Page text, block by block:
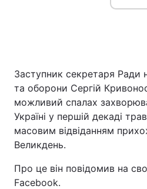
Головна
Україна
Спорт
Заступник секретаря Ради
та оборони Сергій
можливий спалах
Україні у першій декаді
масовим відвіданням
Великдень.
Про це він повідомив на
Facebook.